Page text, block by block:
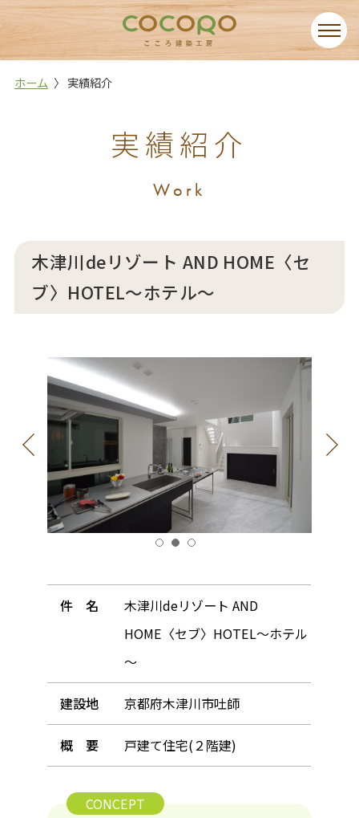
ホーム 実績紹介
実績紹介
Work
木津川deリゾート AND HOME〈セ
ブ〉HOTEL～ホテル～
件 名
木津川deリゾート AND
HOME〈セブ〉HOTEL～ホテル
～
建設地 京都府木津川市吐師
概 要 戸建て住宅(２階建)
CONCEPT